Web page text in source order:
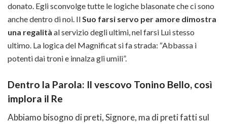
donato. Egli sconvolge tutte le logiche blasonate che ci sono
anche dentro di noi. Il Suo farsi servo per amore dimostra
una regalità al servizio degli ultimi, nel farsi Lui stesso
ultimo. La logica del Magnificat si fa strada: “Abbassa i
potenti dai troni e innalza gli umili”.
Dentro la Parola: Il vescovo Tonino Bello, così
implora il Re
Abbiamo bisogno di preti, Signore, ma di preti fatti sul